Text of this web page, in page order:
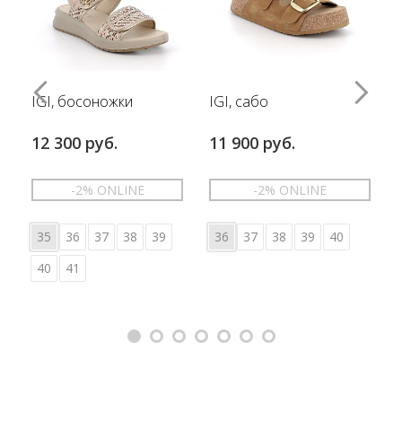
IGI, босоножки
12 300 руб.
-2% ONLINE
35 36 37 38
39
40
41
IGI, сабо
11 900 руб.
-2% ONLINE
36 37 38 39 40